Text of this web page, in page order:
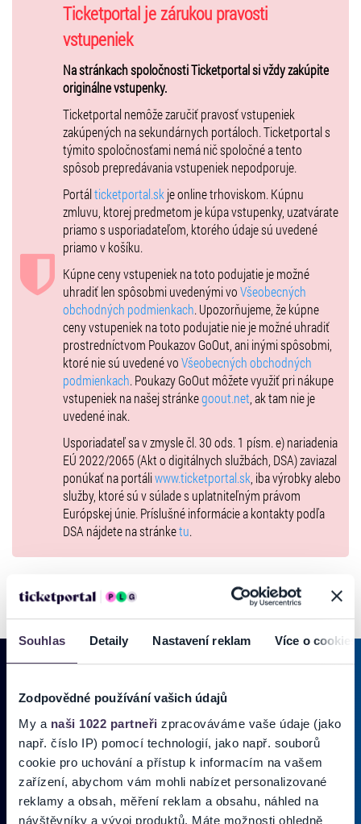
Souhlas Detaily Nastavení reklam Více o cookies
Zodpovědné používání vašich údajů
My a naši 1022 partneři zpracováváme vaše údaje (jako
např. číslo IP) pomocí technologií, jako např. souborů
cookie pro uchování a přístup k informacím na vašem
zařízení, abychom vám mohli nabízet personalizované
reklamy a obsah, měření reklam a obsahu, náhled na
návštěvníky a vývoj produktů. Máte možnosti ohledně
FEDDE LE GRAND
MINISTRY of FUN
Banská Bystrica
VIP VSTUPENKA NEOBSAHUJE SEDENIE!
Rezervácie boxov formou SMS na tel.č. 0905 473 291
MINISTRY WEB:www.ministry.sk
MINISTRY FB:https://www.facebook.com/MinistryBB
FEDDE LE GRAND FB:https://www.facebook.com/feddelegrand?
Ticketportal je zárukou pravosti
vstupeniek
Na stránkach spoločnosti Ticketportal si vždy zakúpite
originálne vstupenky.
Ticketportal nemôže zaručiť pravosť vstupeniek
zakúpených na sekundárnych portáloch. Ticketportal s
týmito spoločnosťami nemá nič spoločné a tento
spôsob prepredávania vstupeniek nepodporuje.
Portálticketportal.sk je online trhoviskom. Kúpnu
zmluvu, ktorej predmetom je kúpa vstupenky, uzatvárate
priamo s usporiadateľom, ktorého údaje sú uvedené
priamo v košíku.
Kúpne ceny vstupeniek na toto podujatie je možné
uhradiť len spôsobmi uvedenými voVšeobecných
obchodných podmienkach. Upozorňujeme, že kúpne
ceny vstupeniek na toto podujatie nie je možné uhradiť
prostredníctvom Poukazov GoOut, ani inými spôsobmi,
ktoré nie sú uvedené voVšeobecných obchodných
podmienkach. Poukazy GoOut môžete využiť pri nákupe
vstupeniek na našej stránkegoout.net , ak tam nie je
uvedené inak.
Usporiadateľ sa v zmysle čl. 30 ods. 1 písm. e) nariadenia
EÚ 2022/2065 (Akt o digitálnych službách, DSA) zaviazal
ponúkať na portáliwww.ticketportal.sk , iba výrobky alebo
služby, ktoré sú v súlade s uplatniteľným právom
Európskej únie. Príslušné informácie a kontakty podľa
DSA nájdete na stránketu.
PRIHLÁSIŤ SA KODBERU NOVINIEK
Pridajte sa do zoznamu odberateľov a doručte si najnovšie špeciálne
ponuky priamo do doručenej pošty.
Vložte svoj email